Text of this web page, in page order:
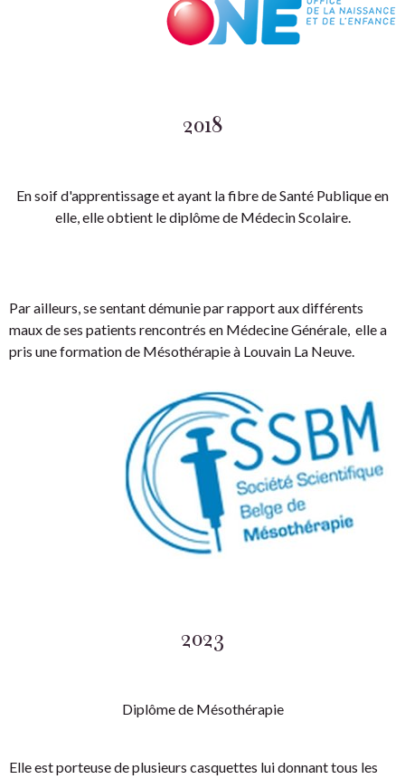
2018
En soif d'apprentissage et ayant la fibre de Santé Publique en
elle, elle obtient le diplôme de Médecin Scolaire.
Par ailleurs, se sentant démunie par rapport aux différents
maux de ses patients rencontrés en Médecine Générale, elle a
pris une formation de Mésothérapie à Louvain La Neuve.
2023
Diplôme de Mésothérapie
Elle est porteuse de plusieurs casquettes lui donnant tous les